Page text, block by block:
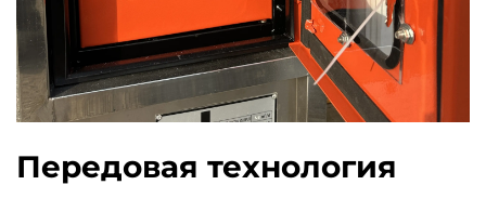
Передовая технология